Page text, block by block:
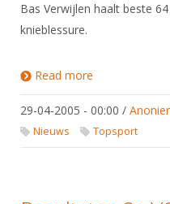
Bas Verwijlen haalt beste
knieblessure.
Read more
29-04-2005 - 00:00 /
Nieuws Topsport